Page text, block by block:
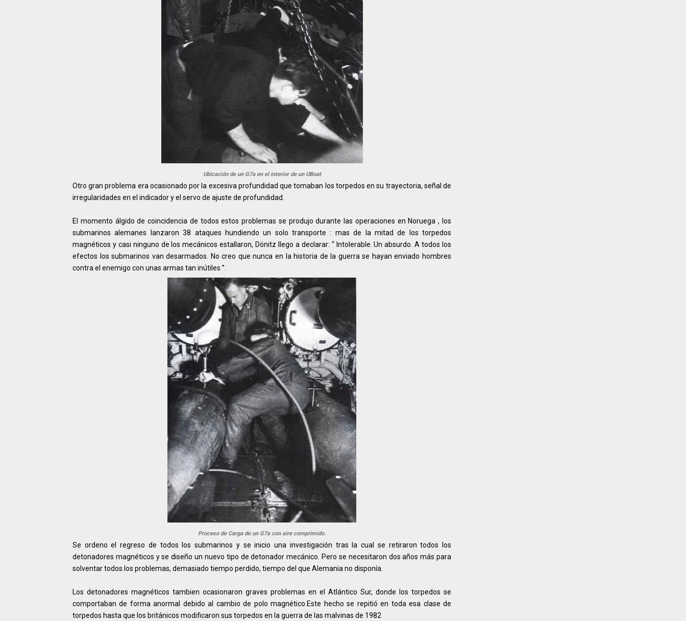
Ubicación de un G7a en el interior de un UBoat
Otro gran problema era ocasionado por la excesiva profundidad que tomaban los torpedos en su trayectoria, señal de
irregularidades en el indicador y el servo de ajuste de profundidad.
El momento álgido de coincidencia de todos estos problemas se produjo durante las operaciones en Noruega , los
submarinos alemanes lanzaron 38 ataques hundiendo un solo transporte : mas de la mitad de los torpedos
magnéticos y casi ninguno de los mecánicos estallaron, Dönitz llego a declarar: “ Intolerable. Un absurdo. A todos los
efectos los submarinos van desarmados. No creo que nunca en la historia de la guerra se hayan enviado hombres
contra el enemigo con unas armas tan inútiles ”.
Proceso de Carga de un G7a con aire comprimido.
Se ordeno el regreso de todos los submarinos y se inicio una investigación tras la cual se retiraron todos los
detonadores magnéticos y se diseño un nuevo tipo de detonador mecánico. Pero se necesitaron dos años más para
solventar todos los problemas, demasiado tiempo perdido, tiempo del que Alemania no disponía.
Los detonadores magnéticos tambien ocasionaron graves problemas en el Atlántico Sur, donde los torpedos se
comportaban de forma anormal debido al cambio de polo magnético.Este hecho se repitió en toda esa clase de
torpedos hasta que los británicos modificaron sus torpedos en la guerra de las malvinas de 1982